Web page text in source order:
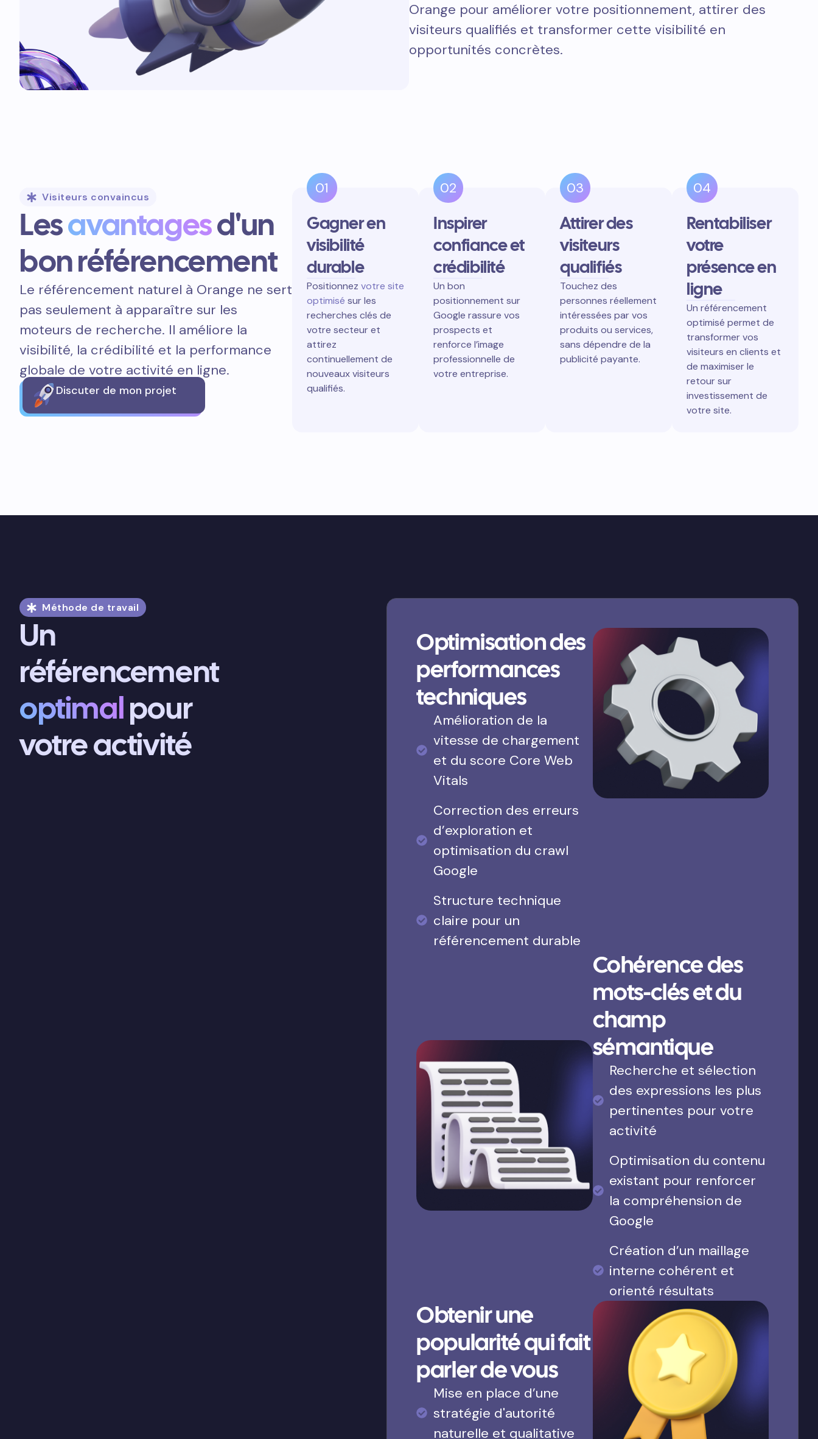
Orange pour améliorer votre positionnement, attirer des
visiteurs qualifiés et transformer cette visibilité en
opportunités concrètes.
Visiteurs convaincus
Lesavantagesd'un
bon référencement
Le référencement naturel à Orange ne sert
pas seulement à apparaître sur les
moteurs de recherche. Il améliore la
visibilité, la crédibilité et la performance
globale de votre activité en ligne.
Discuter de mon projet
01
Gagner en
visibilité
durable
Positionnez votre site
optimisé sur les
recherches clés de
votre secteur et
attirez
continuellement de
nouveaux visiteurs
qualifiés.
02
Inspirer
confiance et
crédibilité
Un bon
positionnement sur
Google rassure vos
prospects et
renforce l’image
professionnelle de
votre entreprise.
03
Attirer des
visiteurs
qualifiés
Touchez des
personnes réellement
intéressées par vos
produits ou services,
sans dépendre de la
publicité payante.
04
Rentabiliser
votre
présence en
ligne
Un référencement
optimisé permet de
transformer vos
visiteurs en clients et
de maximiser le
retour sur
investissement de
votre site.
Méthode de travail
Un
référencement
optimalpour
votre activité
Optimisation des
performances
techniques
Amélioration de la
vitesse de chargement
et du score Core Web
Vitals
Correction des erreurs
d’exploration et
optimisation du crawl
Google
Structure technique
claire pour un
référencement durable
Cohérence des
mots-clés et du
champ
sémantique
Recherche et sélection
des expressions les plus
pertinentes pour votre
activité
Optimisation du contenu
existant pour renforcer
la compréhension de
Google
Création d’un maillage
interne cohérent et
orienté résultats
Obtenir une
popularité qui fait
parler de vous
Mise en place d’une
stratégie d'autorité
naturelle et qualitative